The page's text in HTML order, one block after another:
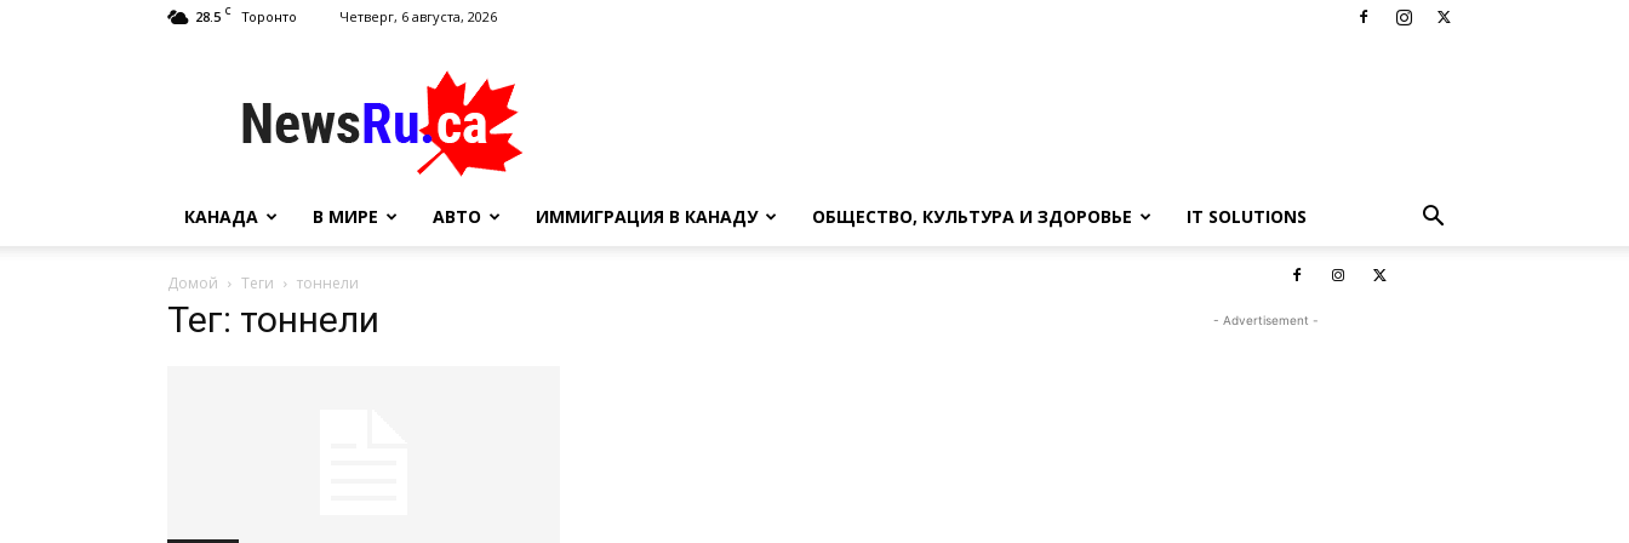
28.5 C Торонто Четверг, 6 августа, 2026
NewsRu.Ca
КАНАДА В МИРЕ АВТО ИММИГРАЦИЯ В КАНАДУ ОБЩЕСТВО, КУЛЬТУРА И ЗДОРОВЬЕ IT SOLUTIONS
Домой Теги тоннели
Тег: тоннели - Advertisement -